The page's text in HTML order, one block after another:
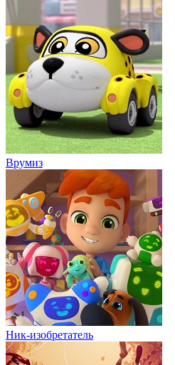
Врумиз
Ник-изобретатель